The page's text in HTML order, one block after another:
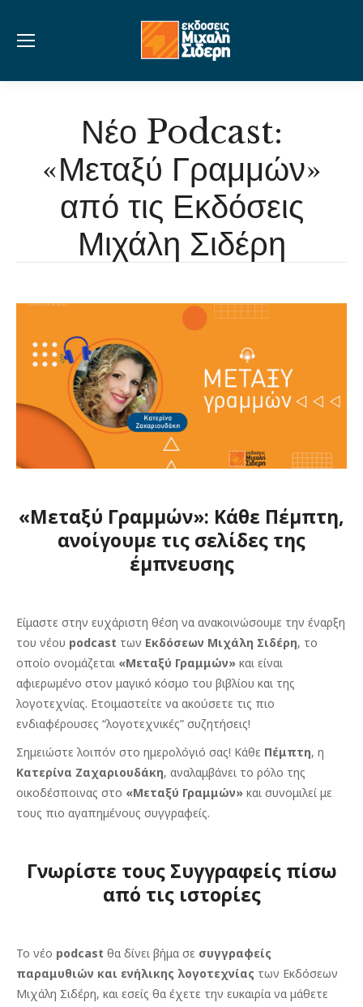
Νέο Podcast:
«Μεταξύ Γραμμών»
από τις Εκδόσεις
Μιχάλη Σιδέρη
«Μεταξύ Γραμμών»: Κάθε Πέμπτη,
ανοίγουμε τις σελίδες της
έμπνευσης
Είμαστε στην ευχάριστη θέση να ανακοινώσουμε την έναρξη
του νέου podcast των Εκδόσεων Μιχάλη Σιδέρη, το
οποίο ονομάζεται «Μεταξύ Γραμμών» και είναι
αφιερωμένο στον μαγικό κόσμο του βιβλίου και της
λογοτεχνίας. Ετοιμαστείτε να ακούσετε τις πιο
ενδιαφέρουσες “λογοτεχνικές” συζητήσεις!
Σημειώστε λοιπόν στο ημερολόγιό σας! Κάθε Πέμπτη, η
Κατερίνα Ζαχαριουδάκη, αναλαμβάνει το ρόλο της
οικοδέσποινας στο «Μεταξύ Γραμμών» και συνομιλεί με
τους πιο αγαπημένους συγγραφείς.
Γνωρίστε τους Συγγραφείς πίσω
από τις ιστορίες
Το νέο podcast θα δίνει βήμα σε συγγραφείς
παραμυθιών και ενήλικης λογοτεχνίας των Εκδόσεων
Μιχάλη Σιδέρη, και εσείς θα έχετε την ευκαιρία να μάθετε